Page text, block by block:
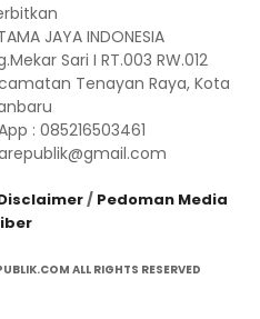
JAYA INDONESIA
Sari I RT.003 RW.012
Tenayan Raya, Kota
: 085216503461
/ Pedoman Media
ALL RIGHTS RESERVED